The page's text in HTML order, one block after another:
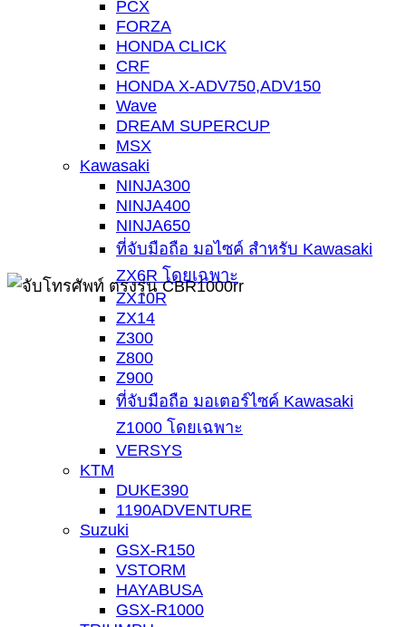
PCX
FORZA
HONDA CLICK
CRF
HONDA X-ADV750,ADV150
Wave
DREAM SUPERCUP
MSX
Kawasaki
NINJA300
NINJA400
NINJA650
ที่จับมือถือ มอไซค์ สำหรับ Kawasaki
ZX6R โดยเฉพาะ
ZX10R
ZX14
Z300
Z800
Z900
ที่จับมือถือ มอเตอร์ไซค์ Kawasaki
Z1000 โดยเฉพาะ
VERSYS
KTM
DUKE390
1190ADVENTURE
Suzuki
GSX-R150
VSTORM
HAYABUSA
GSX-R1000